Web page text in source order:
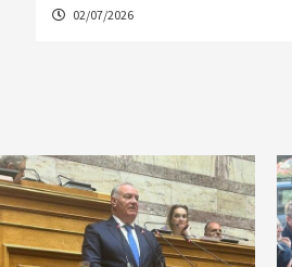
02/07/2026